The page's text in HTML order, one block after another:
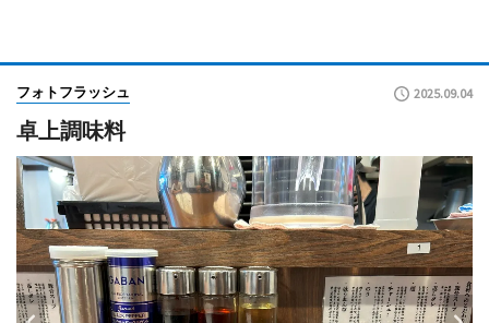
フォトフラッシュ 2025.09.04
卓上調味料